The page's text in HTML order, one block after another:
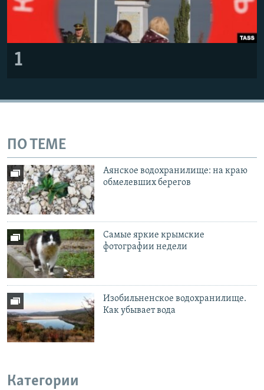
1
ПО ТЕМЕ
Аянское водохранилище: на краю
обмелевших берегов
Самые яркие крымские
фотографии недели
Изобильненское водохранилище.
Как убывает вода
Категории